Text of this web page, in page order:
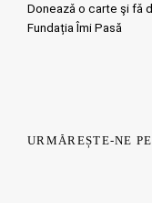
Doneazǎ o carte şi fǎ
Fundația Îmi Pasă
URMĂREȘTE-NE